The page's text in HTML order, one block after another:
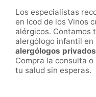
Los especialistas
en Icod de los Vinos
alérgicos. Contamos
alergólogo infantil en
alergólogos privados
Compra la consulta
tu salud sin esperas.